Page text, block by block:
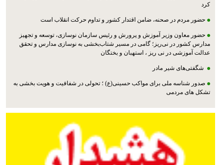
کرد
حضور مردم در صحنه، ضامن اقتدار کشور و تداوم حرکت انقلاب است
حضور معاون وزیر آموزش و پرورش و رئیس سازمان نوسازی، توسعه و تجهیز
مدارس کشور در نی‌ریز؛ گامی در مسیر شتاب‌بخشی به نوسازی مدارس و تحقق
عدالت آموزشی در نی ریز ، استهبان و بختگان
شگفتی‌های شیر مادر
صدور شناسه ملی برای مواکب حسینی(ع) ؛ تحولی در شفافیت و هویت بخشی به
تشکل های مردمی